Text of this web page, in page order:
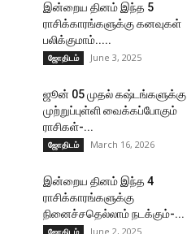
இன்றைய தினம் இந்த 5
ராசிக்காரங்களுக்கு கனவுகள்
பலிக்குமாம்.....
ஜோதிடம் June 3, 2025
ஜூன் 05 முதல் கஷ்டங்களுக்கு
முற்றுப்புள்ளி வைக்கப்போகும்
ராசிகள்-...
ஜோதிடம் March 16, 2026
இன்றைய தினம் இந்த 4
ராசிக்காரங்களுக்கு
நினைச்சதெல்லாம் நடக்கும்-...
ஜோதிடம் June 2, 2025